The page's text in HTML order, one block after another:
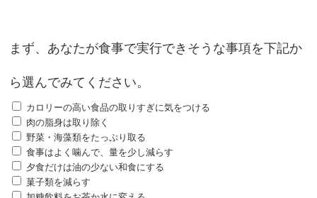
まず、あなたが食事で実行できそうな事項を下記か
ら選んでみてください。
カロリーの高い食品の取りすぎに気をつける
肉の脂身は取り除く
野菜・海藻類をたっぷり取る
食事はよく噛んで、量を少し減らす
夕食だけは油の少ない和食にする
菓子類を減らす